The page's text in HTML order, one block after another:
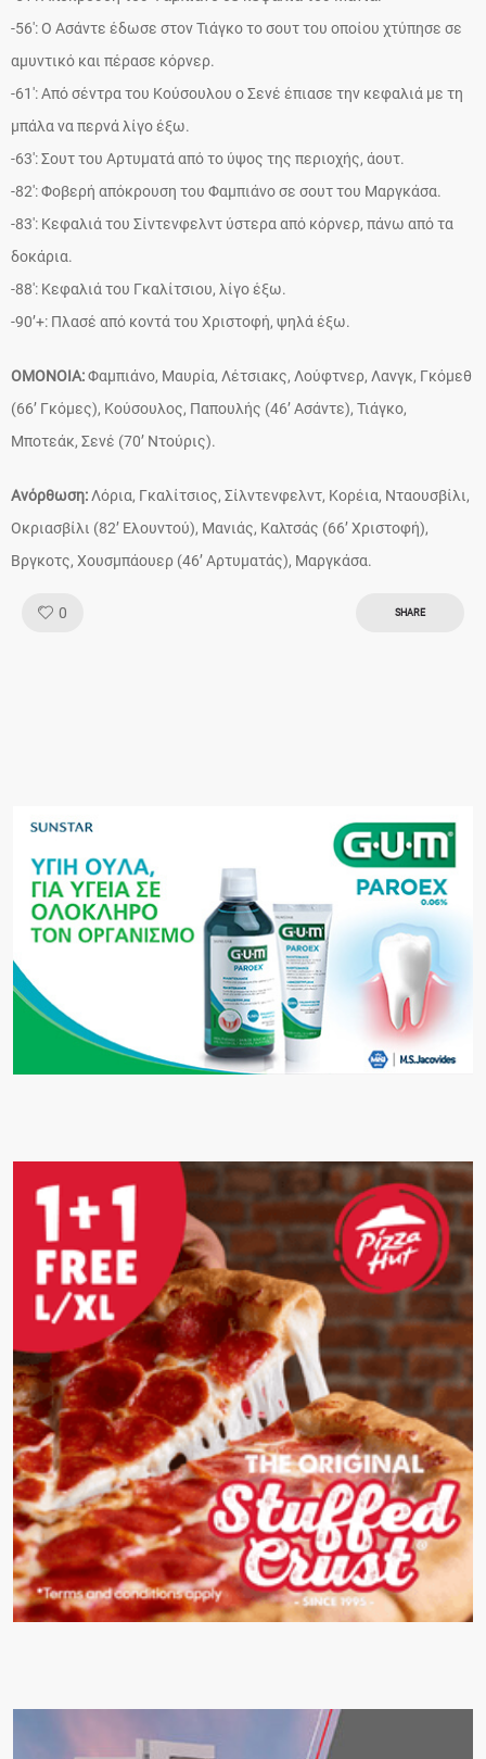
-56′: Ο Ασάντε έδωσε στον Τιάγκο το σουτ του οποίου χτύπησε σε
αμυντικό και πέρασε κόρνερ.
-61′: Από σέντρα του Κούσουλου ο Σενέ έπιασε την κεφαλιά με τη
μπάλα να περνά λίγο έξω.
-63′: Σουτ του Αρτυματά από το ύψος της περιοχής, άουτ.
-82′: Φοβερή απόκρουση του Φαμπιάνο σε σουτ του Μαργκάσα.
-83′: Κεφαλιά του Σίντενφελντ ύστερα από κόρνερ, πάνω από τα
δοκάρια.
-88′: Κεφαλιά του Γκαλίτσιου, λίγο έξω.
-90’+: Πλασέ από κοντά του Χριστοφή, ψηλά έξω.
OMONOIA:Φαμπιάνο, Μαυρία, Λέτσιακς, Λούφτνερ, Λανγκ, Γκόμεθ
(66’ Γκόμες), Κούσουλος, Παπουλής (46’ Ασάντε), Τιάγκο,
Μποτεάκ, Σενέ (70’ Ντούρις).
Ανόρθωση:Λόρια, Γκαλίτσιος, Σίλντενφελντ, Κορέια, Νταουσβίλι,
Οκριασβίλι (82’ Ελουντού), Μανιάς, Καλτσάς (66’ Χριστοφή),
Βργκοτς, Χουσμπάουερ (46’ Αρτυματάς), Μαργκάσα.
0 SHARE